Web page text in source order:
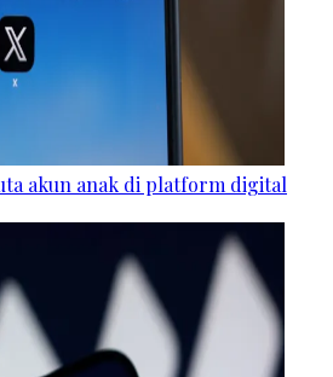
akun anak di platform digital